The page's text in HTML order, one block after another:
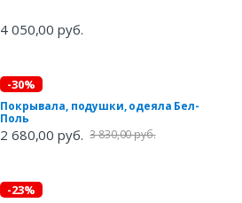
4 050,00 руб.
-30%
Покрывала, подушки, одеяла Бел-
Поль
2 680,00 руб. 3 830,00 руб.
-23%